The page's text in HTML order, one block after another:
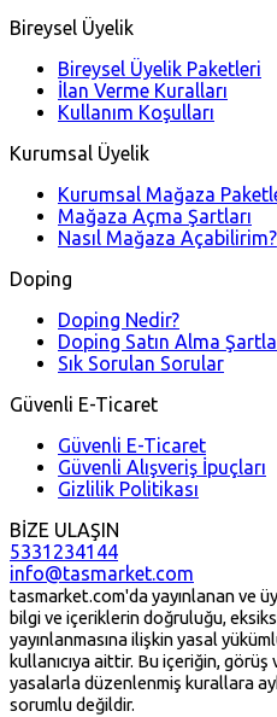
Bireysel Üyelik
Bireysel Üyelik Paketleri
İlan Verme Kuralları
Kullanım Koşulları
Kurumsal Üyelik
Kurumsal Mağaza
Mağaza Açma Şartları
Nasıl Mağaza Açabilirim?
Doping
Doping Nedir?
Doping Satın Alma
Sık Sorulan Sorular
Güvenli E-Ticaret
Güvenli E-Ticaret
Güvenli Alışveriş İpuçları
Gizlilik Politikası
BİZE ULAŞIN
5331234144
info@tasmarket.com
tasmarket.com'da yayınlanan ve
bilgi ve içeriklerin doğruluğu,
yayınlanmasına ilişkin yasal
kullanıcıya aittir. Bu içeriğin, görüş
yasalarla düzenlenmiş kurallara
sorumlu değildir.